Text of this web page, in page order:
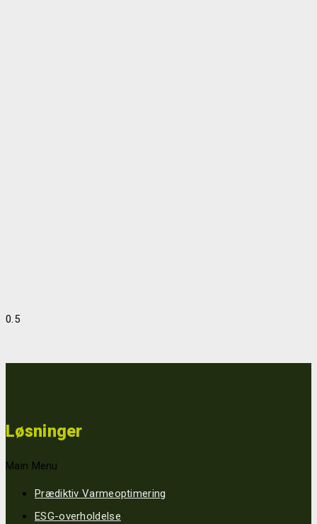
maskiner med den nye software ReCalc MoniTor. På
Løsninger
Main Menu
Prædiktiv Varmeoptimering
ESG-overholdelse